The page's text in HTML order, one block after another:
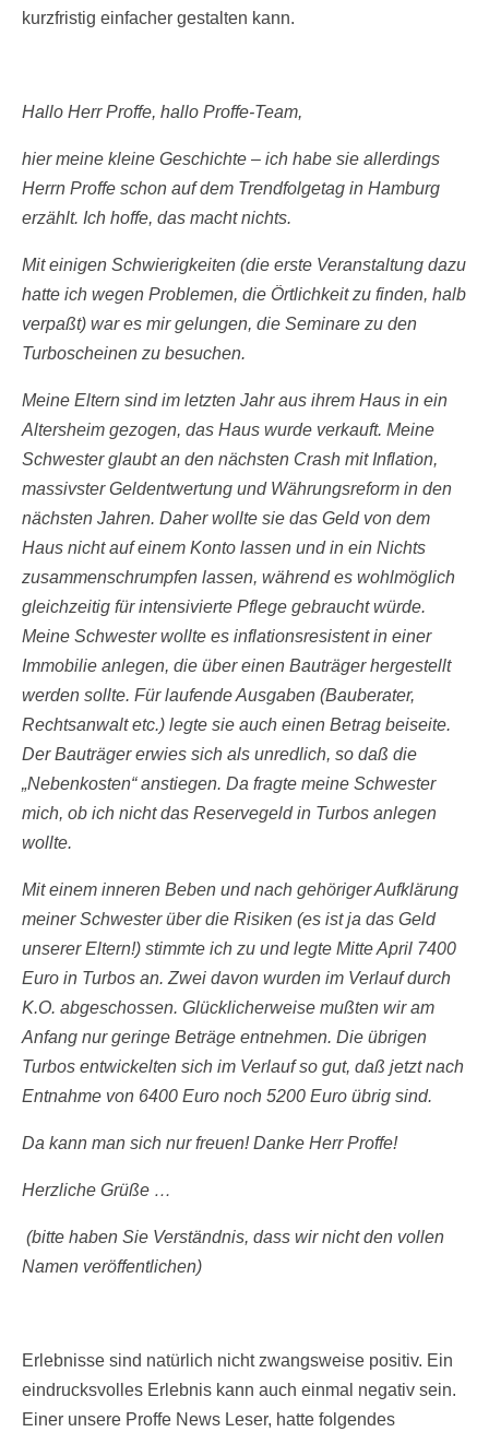
kurzfristig einfacher gestalten kann.
Hallo Herr Proffe, hallo Proffe-Team,
hier meine kleine Geschichte – ich habe sie allerdings
Herrn Proffe schon auf dem Trendfolgetag in Hamburg
erzählt. Ich hoffe, das macht nichts.
Mit einigen Schwierigkeiten (die erste Veranstaltung dazu
hatte ich wegen Problemen, die Örtlichkeit zu finden, halb
verpaßt) war es mir gelungen, die Seminare zu den
Turboscheinen zu besuchen.
Meine Eltern sind im letzten Jahr aus ihrem Haus in ein
Altersheim gezogen, das Haus wurde verkauft. Meine
Schwester glaubt an den nächsten Crash mit Inflation,
massivster Geldentwertung und Währungsreform in den
nächsten Jahren. Daher wollte sie das Geld von dem
Haus nicht auf einem Konto lassen und in ein Nichts
zusammenschrumpfen lassen, während es wohlmöglich
gleichzeitig für intensivierte Pflege gebraucht würde.
Meine Schwester wollte es inflationsresistent in einer
Immobilie anlegen, die über einen Bauträger hergestellt
werden sollte. Für laufende Ausgaben (Bauberater,
Rechtsanwalt etc.) legte sie auch einen Betrag beiseite.
Der Bauträger erwies sich als unredlich, so daß die
„Nebenkosten“ anstiegen. Da fragte meine Schwester
mich, ob ich nicht das Reservegeld in Turbos anlegen
wollte.
Mit einem inneren Beben und nach gehöriger Aufklärung
meiner Schwester über die Risiken (es ist ja das Geld
unserer Eltern!) stimmte ich zu und legte Mitte April 7400
Euro in Turbos an. Zwei davon wurden im Verlauf durch
K.O. abgeschossen. Glücklicherweise mußten wir am
Anfang nur geringe Beträge entnehmen. Die übrigen
Turbos entwickelten sich im Verlauf so gut, daß jetzt nach
Entnahme von 6400 Euro noch 5200 Euro übrig sind.
Da kann man sich nur freuen! Danke Herr Proffe!
Herzliche Grüße …
(bitte haben Sie Verständnis, dass wir nicht den vollen
Namen veröffentlichen)
Erlebnisse sind natürlich nicht zwangsweise positiv. Ein
eindrucksvolles Erlebnis kann auch einmal negativ sein.
Einer unsere Proffe News Leser, hatte folgendes